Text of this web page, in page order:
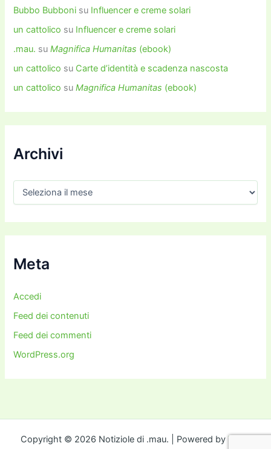
Bubbo Bubboni su Influencer e creme solari
un cattolico su Influencer e creme solari
.mau. suMagnifica Humanitas (ebook)
un cattolico su Carte d’identità e scadenza nascosta
un cattolico suMagnifica Humanitas (ebook)
Archivi
h
i
iMeta
Accedi
Feed dei contenuti
Feed dei commenti
WordPress.org
Copyright © 2026 Notiziole di .mau. | Powered by Tema